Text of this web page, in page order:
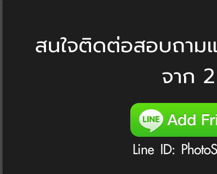
สนใจติดต่อสอบถาม
จาก